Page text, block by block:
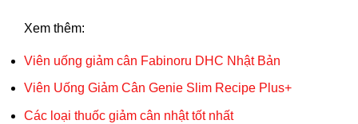
Xem thêm:
Viên uống giảm cân Fabinoru DHC Nhật Bản
Viên Uống Giảm Cân Genie Slim Recipe Plus+
Các loại thuốc giảm cân nhật tốt nhất